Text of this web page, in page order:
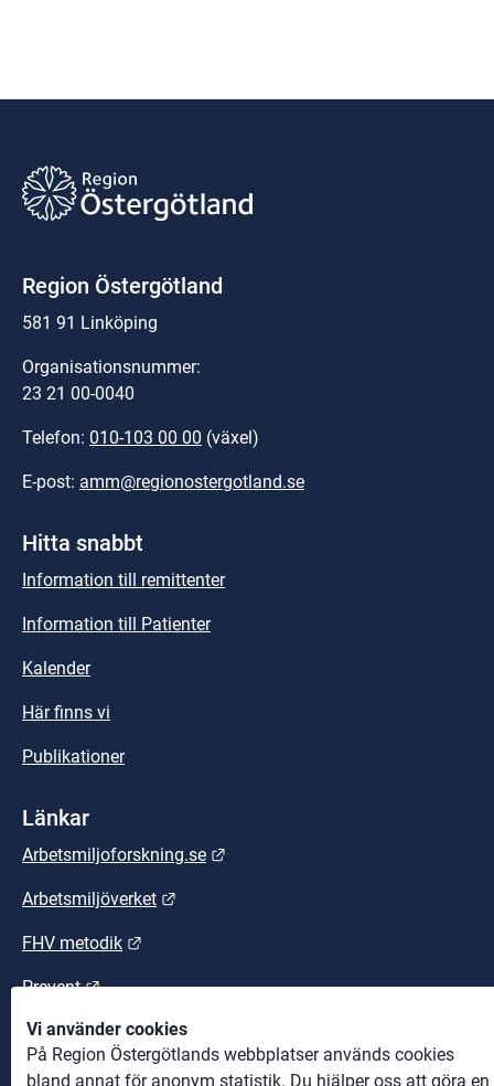
Vi använder cookies
På Region Östergötlands webbplatser används cookies
bland annat för anonym statistik. Du hjälper oss att göra en
Region Östergötland
581 91 Linköping
Organisationsnummer:
23 21 00-0040
Telefon: 010-103 00 00 (växel)
E-post: amm@regionostergotland.se
Hitta snabbt
Information till remittenter
Information till Patienter
Kalender
Här finns vi
Publikationer
Länkar
Arbetsmiljoforskning.se
Arbetsmiljöverket
FHV metodik
Prevent Länk till annan webbplats.
Suntarbetsliv Länk till annan webbplats.